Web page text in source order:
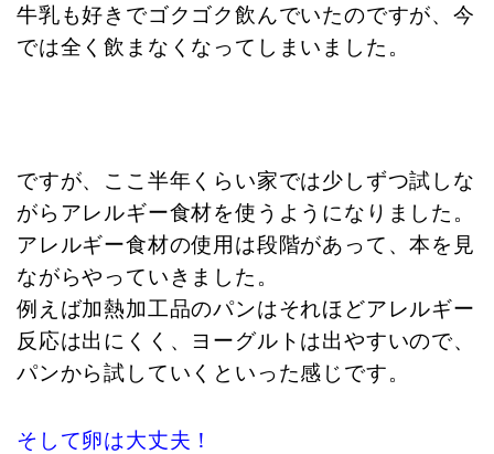
牛乳も好きでゴクゴク飲んでいたのですが、今
では全く飲まなくなってしまいました。
ですが、ここ半年くらい家では少しずつ試しな
がらアレルギー食材を使うようになりました。
アレルギー食材の使用は段階があって、本を見
ながらやっていきました。
例えば加熱加工品のパンはそれほどアレルギー
反応は出にくく、ヨーグルトは出やすいので、
パンから試していくといった感じです。
そして卵は大丈夫！